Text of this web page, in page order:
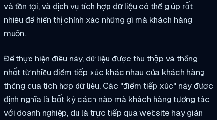
và tồn tại, và dịch vụ tích hợp dữ liệu có thể giúp rất
nhiều để hiển thị chính xác những gì mà khách hàng
muốn.
Để thực hiện điều này, dữ liệu được thu thập và thống
nhất từ nhiều điểm tiếp xúc khác nhau của khách hàng
thông qua tích hợp dữ liệu. Các "điểm tiếp xúc" này được
định nghĩa là bất kỳ cách nào mà khách hàng tương tác
với doanh nghiệp, dù là trực tiếp qua website hay gián